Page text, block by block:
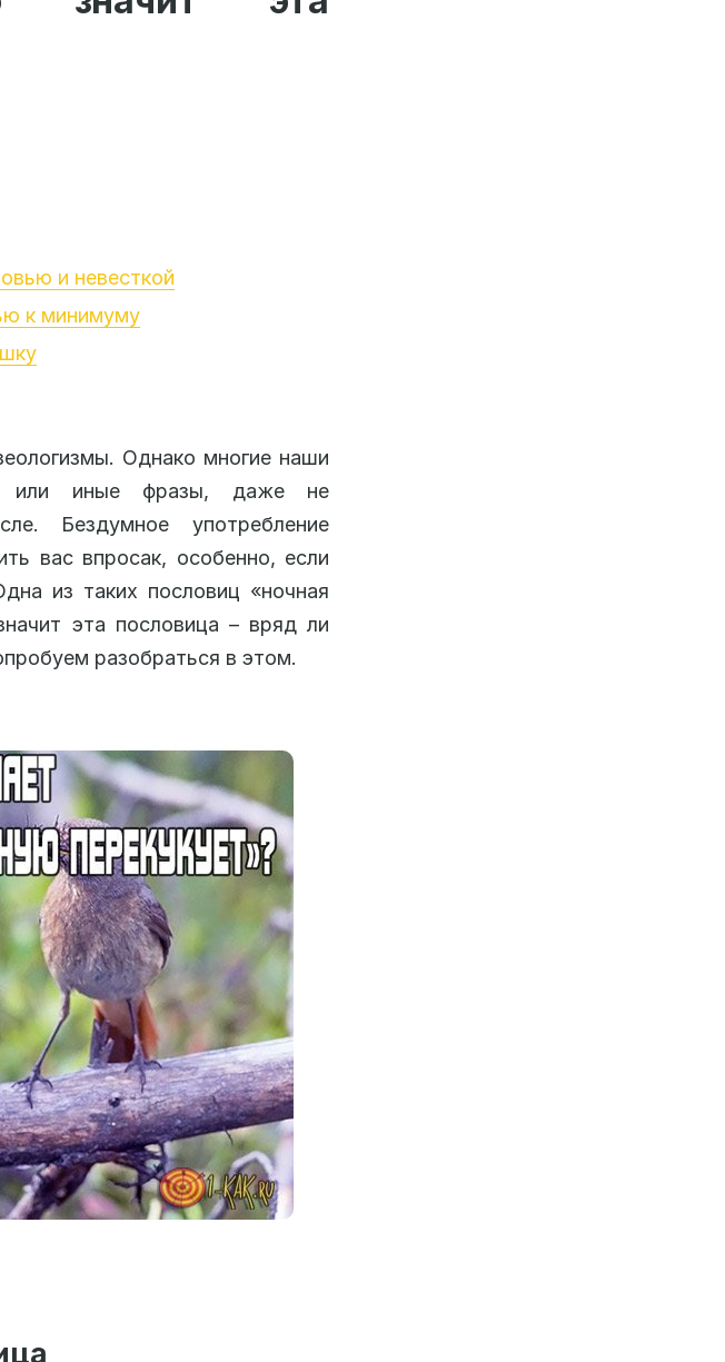
и невесткой
к минимуму
Однако многие наши
или иные фразы, даже не
Бездумное употребление
вас впросак, особенно, если
из таких пословиц «ночная
эта пословица – вряд ли
разобраться в этом.